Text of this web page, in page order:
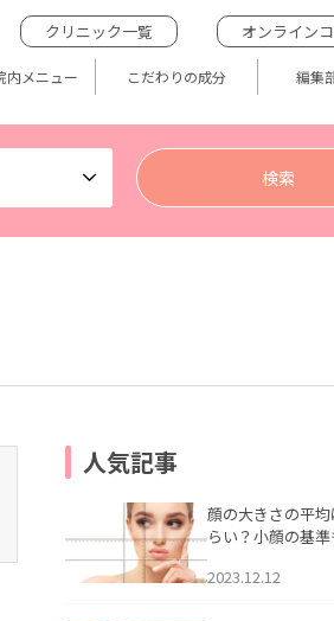
クリニック一覧 オンライン
内メニュー こだわりの成分 編集
人気記事
顔の大きさの平均
らい？小顔の基
2023.12.12